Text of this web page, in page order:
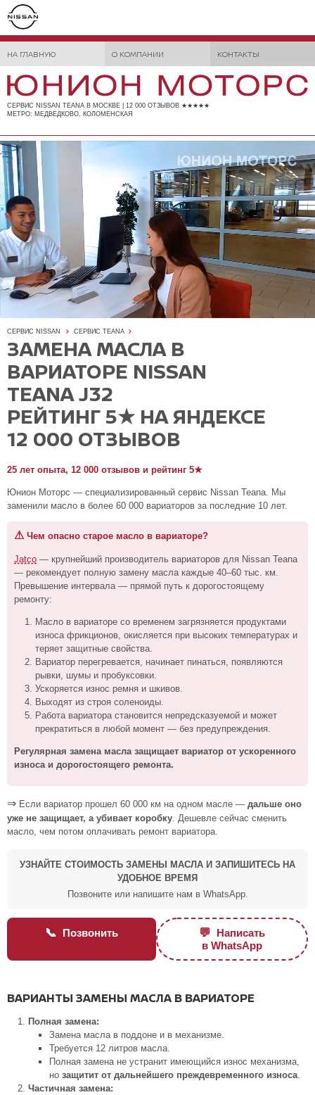
НА ГЛАВНУЮ О КОМПАНИИ КОНТАКТЫ
СЕРВИС NISSAN TEANA В МОСКВЕ | 12 000 ОТЗЫВОВ ★★★★★
МЕТРО: МЕДВЕДКОВО, КОЛОМЕНСКАЯ
СЕРВИС NISSAN СЕРВИС TEANA
ЗАМЕНА МАСЛА В
ВАРИАТОРЕ NISSAN
TEANA J32
РЕЙТИНГ 5★ НА ЯНДЕКСЕ
12 000 ОТЗЫВОВ
25 лет опыта, 12 000 отзывов и рейтинг 5★
Юнион Моторс — специализированный сервис Nissan Teana. Мы
заменили масло в более 60 000 вариаторов за последние 10 лет.
⚠Чем опасно старое масло в вариаторе?
Jatco — крупнейший производитель вариаторов для Nissan Teana
— рекомендует полную замену масла каждые 40–60 тыс. км.
Превышение интервала — прямой путь к дорогостоящему
ремонту:
Масло в вариаторе со временем загрязняется продуктами
износа фрикционов, окисляется при высоких температурах и
теряет защитные свойства.
Вариатор перегревается, начинает пинаться, появляются
рывки, шумы и пробуксовки.
Ускоряется износ ремня и шкивов.
Выходят из строя соленоиды.
Работа вариатора становится непредсказуемой и может
прекратиться в любой момент — без предупреждения.
Регулярная замена масла защищает вариатор от ускоренного
износа и дорогостоящего ремонта.
⇒ Если вариатор прошел 60 000 км на одном масле — дальше оно
уже не защищает, а убивает коробку. Дешевле сейчас сменить
масло, чем потом оплачивать ремонт вариатора.
УЗНАЙТЕ СТОИМОСТЬ ЗАМЕНЫ МАСЛА И ЗАПИШИТЕСЬ НА
УДОБНОЕ ВРЕМЯ
Позвоните или напишите нам в WhatsApp.
📞 Позвонить 💬 Написать
в WhatsApp
ВАРИАНТЫ ЗАМЕНЫ МАСЛА В ВАРИАТОРЕ
Полная замена:
Замена масла в поддоне и в механизме.
Требуется 12 литров масла.
Полная замена не устранит имеющийся износ механизма,
но защитит от дальнейшего преждевременного износа.
Частичная замена: